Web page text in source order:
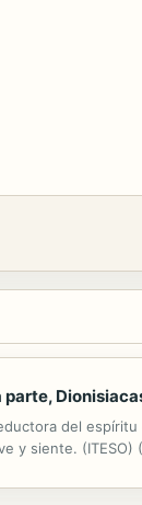
del
y siente. (ITESO)